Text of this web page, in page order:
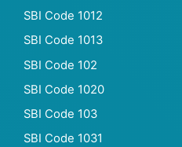
SBI Code 1012
SBI Code 1013
SBI Code 102
SBI Code 1020
SBI Code 103
SBI Code 1031